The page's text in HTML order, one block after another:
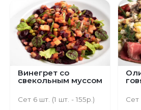
Винегрет со
свекольным муссом
Сет 6 шт. (1 шт. - 155р.)
Сет